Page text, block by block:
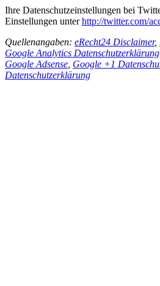
Ihre Datenschutzeinstellungen bei
Einstellungen unterhttp://twitter.com/
Quellenangaben: eRecht24 Disclaimer,
Google Analytics Datenschutzerklärung
Google Adsense Google +1
Datenschutzerklärung